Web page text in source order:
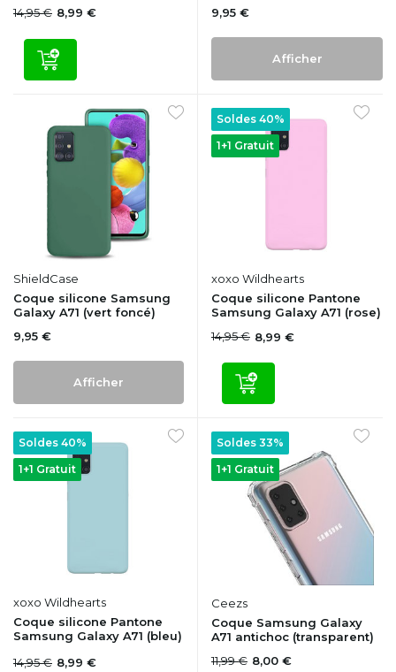
14,95 € 8,99 € 9,95 €
Afficher
ShieldCase
Coque silicone Samsung
Galaxy A71 (vert foncé)
9,95 €
Afficher
1+1 Gratuit
Soldes 40%
xoxo Wildhearts
Coque silicone Pantone
Samsung Galaxy A71 (rose)
14,95 € 8,99 €
1+1 Gratuit
Soldes 40%
xoxo Wildhearts
Coque silicone Pantone
Samsung Galaxy A71 (bleu)
14,95 € 8,99 €
1+1 Gratuit
Soldes 33%
Ceezs
Coque Samsung Galaxy
A71 antichoc (transparent)
11,99 € 8,00 €